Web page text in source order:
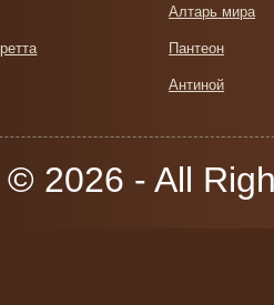
Алтарь мира
Пантеон
Антиной
2026 - All